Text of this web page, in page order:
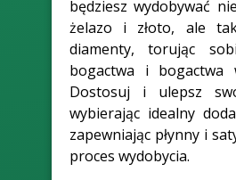
będziesz wydobywać
żelazo i złoto, ale
diamenty, torując
bogactwa i bogactwa
Dostosuj i ulepsz
wybierając idealny
zapewniając płynny i
proces wydobycia.